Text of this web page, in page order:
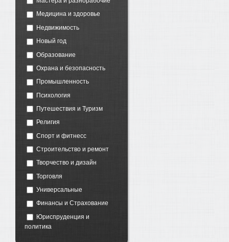
Медицина и здоровье
Недвижимость
Новый год
Образование
Охрана и безопасность
Промышленность
Психология
Путешествия и Туризм
Религия
Спорт и фитнесс
Строительство и ремонт
Творчество и дизайн
Торговля
Универсальные
Финансы и Страхование
Юриспруденция и
политика